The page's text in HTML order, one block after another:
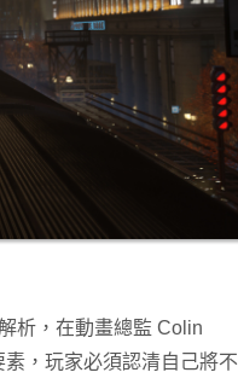
析，在動畫總監 Colin
，玩家必須認清自己將不